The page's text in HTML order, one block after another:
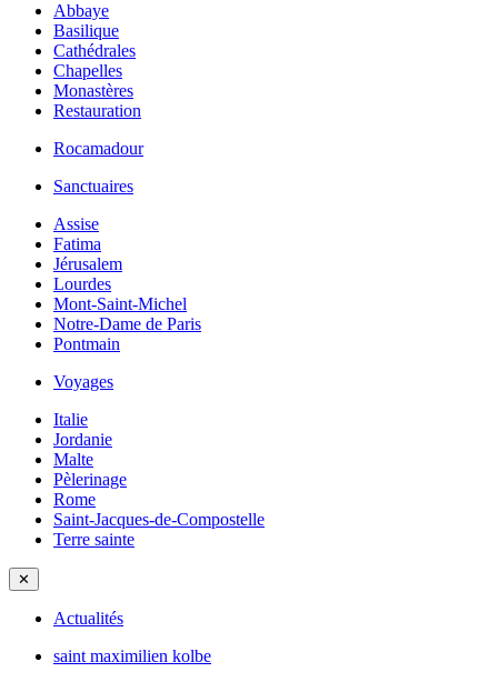
Abbaye
Basilique
Cathédrales
Chapelles
Monastères
Restauration
Rocamadour
Sanctuaires
Assise
Fatima
Jérusalem
Lourdes
Mont-Saint-Michel
Notre-Dame de Paris
Pontmain
Voyages
Italie
Jordanie
Malte
Pèlerinage
Rome
Saint-Jacques-de-Compostelle
Terre sainte
✕
Actualités
saint maximilien kolbe